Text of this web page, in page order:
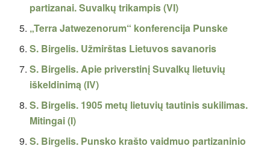
partizanai. Suvalkų trikampis (VI)
„Terra Jatwezenorum“ konferencija Punske
S. Birgelis. Užmirštas Lietuvos savanoris
S. Birgelis. Apie priverstinį Suvalkų lietuvių
iškeldinimą (IV)
S. Birgelis. 1905 metų lietuvių tautinis sukilimas.
Mitingai (I)
S. Birgelis. Punsko krašto vaidmuo partizaninio